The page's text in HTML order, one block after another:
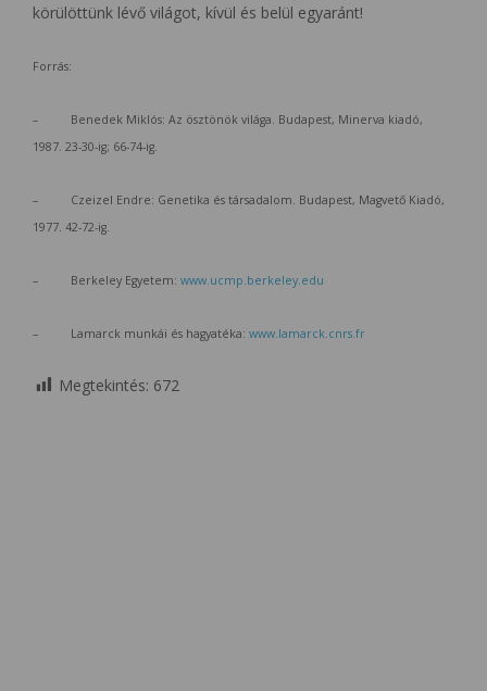
körülöttünk lévő világot, kívül és belül egyaránt!
Forrás:
– Benedek Miklós: Az ösztönök világa. Budapest, Minerva kiadó,
1987. 23-30-ig; 66-74-ig.
– Czeizel Endre: Genetika és társadalom. Budapest, Magvető Kiadó,
1977. 42-72-ig.
– Berkeley Egyetem: www.ucmp.berkeley.edu
– Lamarck munkái és hagyatéka: www.lamarck.cnrs.fr
Megtekintés: 672